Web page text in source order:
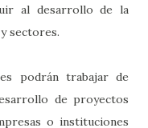
al desarrollo de la
sectores.
podrán trabajar de
de proyectos
o instituciones